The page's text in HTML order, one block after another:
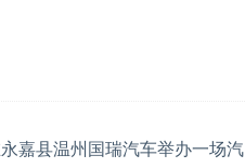
嘉县温州国瑞汽车举办一场汽